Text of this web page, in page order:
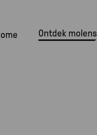
Ontdek molens